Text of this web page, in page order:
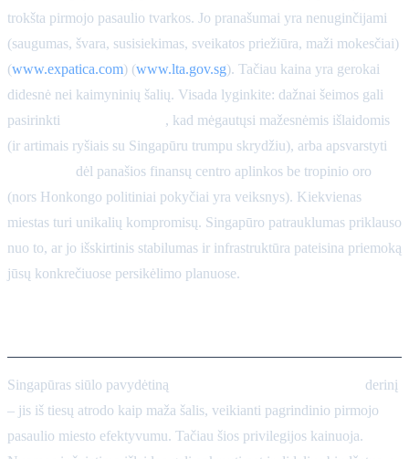
trokšta pirmojo pasaulio tvarkos. Jo pranašumai yra nenuginčijami
(saugumas, švara, susisiekimas, sveikatos priežiūra, maži mokesčiai)
(www.expatica.com) (www.lta.gov.sg). Tačiau kaina yra gerokai
didesnė nei kaimyninių šalių. Visada lyginkite: dažnai šeimos gali
pasirinkti
, kad mėgautųsi mažesnėmis išlaidomis
(ir artimais ryšiais su Singapūru trumpu skrydžiu), arba apsvarstyti
dėl panašios finansų centro aplinkos be tropinio oro
(nors Honkongo politiniai pokyčiai yra veiksnys). Kiekvienas
miestas turi unikalių kompromisų. Singapūro patrauklumas priklauso
nuo to, ar jo išskirtinis stabilumas ir infrastruktūra pateisina priemoką
jūsų konkrečiuose persikėlimo planuose.
Singapūras siūlo pavydėtiną
derinį
– jis iš tiesų atrodo kaip maža šalis, veikianti pagrindinio pirmojo
pasaulio miesto efektyvumu. Tačiau šios privilegijos kainuoja.